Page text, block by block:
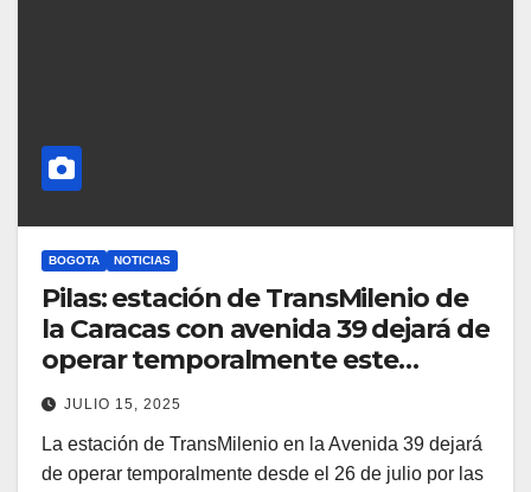
BOGOTA NOTICIAS
Pilas: estación de TransMilenio de
la Caracas con avenida 39 dejará de
operar temporalmente este
sábado, conozca las alternativas
JULIO 15, 2025
La estación de TransMilenio en la Avenida 39 dejará
de operar temporalmente desde el 26 de julio por las